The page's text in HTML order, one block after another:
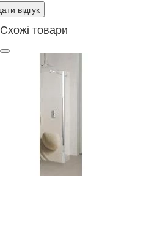
відгук
Схожі товари